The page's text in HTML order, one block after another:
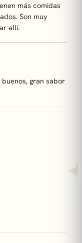
más comidas
Son muy
allí.
gran sabor